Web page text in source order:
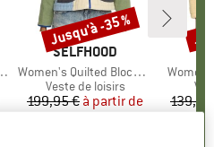
MARQUE
SELFHOOD
Article
Women's Quilted Block Jacket
Product group
Veste de loisirs
Prix
199,95 € Prix réduit
à partir de
Remise
Jusqu'à -35 %
Article